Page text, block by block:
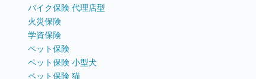
バイク保険 代理店型
火災保険
学資保険
ペット保険
ペット保険 小型犬
ペット保険 猫